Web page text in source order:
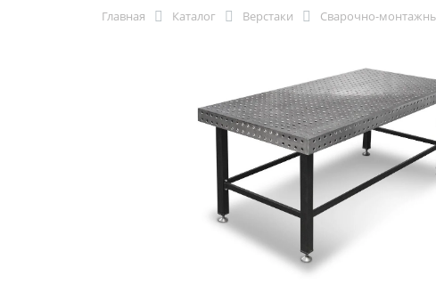
Главная Каталог Верстаки Сварочно-